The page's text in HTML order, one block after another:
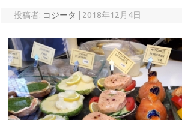
投稿者: コジータ 2018年12月4日